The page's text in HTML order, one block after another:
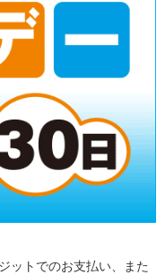
ットでのお支払い、また